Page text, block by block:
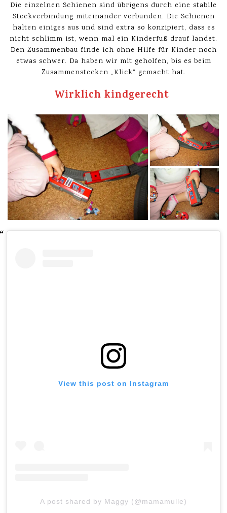
Die einzelnen Schienen sind übrigens durch eine stabile
Steckverbindung miteinander verbunden. Die Schienen
halten einiges aus und sind extra so konzipiert, dass es
nicht schlimm ist, wenn mal ein Kinderfuß drauf landet.
Den Zusammenbau finde ich ohne Hilfe für Kinder noch
etwas schwer. Da haben wir mit geholfen, bis es beim
Zusammenstecken „Klick“ gemacht hat.
Wirklich kindgerecht
View this post on Instagram
A post shared by Maggy (@mamamulle)